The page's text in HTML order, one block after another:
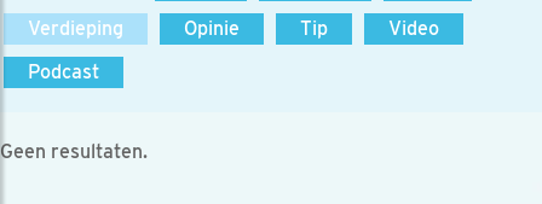
Verdieping
Opinie Tip
Video
Podcast
Geen resultaten.